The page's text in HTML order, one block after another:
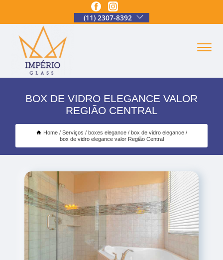
(11) 2307-8392
BOX DE VIDRO ELEGANCE VALOR
REGIÃO CENTRAL
Home Serviços boxes elegance
box de vidro elegance
box de vidro elegance valor Região Central